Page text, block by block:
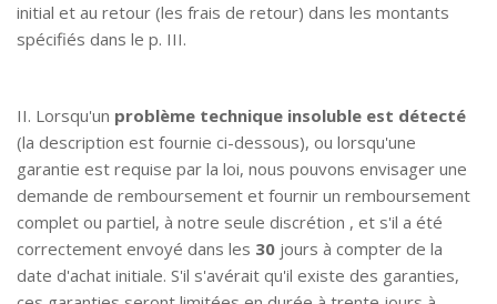
initial et au retour (les frais de retour) dans les montants
spécifiés dans le p. III.
II. Lorsqu'un problème technique insoluble est détecté
(la description est fournie ci-dessous), ou lorsqu'une
garantie est requise par la loi, nous pouvons envisager une
demande de remboursement et fournir un remboursement
complet ou partiel, à notre seule discrétion , et s'il a été
correctement envoyé dans les 30 jours à compter de la
date d'achat initiale. S'il s'avérait qu'il existe des garanties,